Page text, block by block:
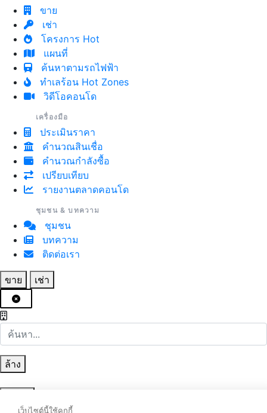
ขาย
เช่า
โครงการ Hot
แผนที่
ค้นหาตามรถไฟฟ้า
ทำเลร้อน Hot Zones
วิดีโอคอนโด
เครื่องมือ
ประเมินราคา
คำนวณสินเชื่อ
คำนวณกำลังซื้อ
เปรียบเทียบ
รายงานตลาดคอนโด
ชุมชน & บทความ
ชุมชน
บทความ
ติดต่อเรา
ขาย เช่า
ล้าง
เว็บไซต์นี้ใช้คุกกี้